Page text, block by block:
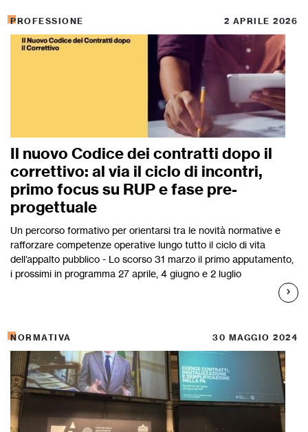
PROFESSIONE 2 APRILE 2026
Il nuovo Codice dei contratti dopo il
correttivo: al via il ciclo di incontri,
primo focus su RUP e fase pre-
progettuale
Un percorso formativo per orientarsi tra le novità normative e
rafforzare competenze operative lungo tutto il ciclo di vita
dell’appalto pubblico - Lo scorso 31 marzo il primo apputamento,
i prossimi in programma 27 aprile, 4 giugno e 2 luglio
NORMATIVA 30 MAGGIO 2024